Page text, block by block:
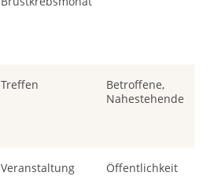
Treffen
Betroffene,
Nahestehende
Veranstaltung Öffentlichkeit